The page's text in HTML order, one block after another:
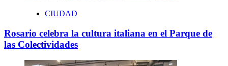
CIUDAD
Rosario celebra la cultura italiana en el Parque de
las Colectividades